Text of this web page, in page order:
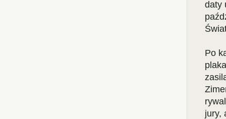
daty
Po
jury,